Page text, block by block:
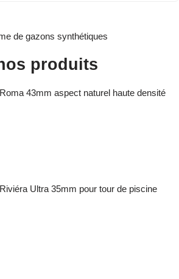
de gazons synthétiques
produits